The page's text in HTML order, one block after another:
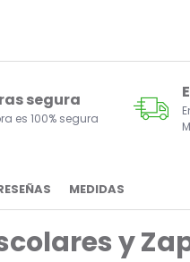
segura
es 100% segura
MEDIDAS
y